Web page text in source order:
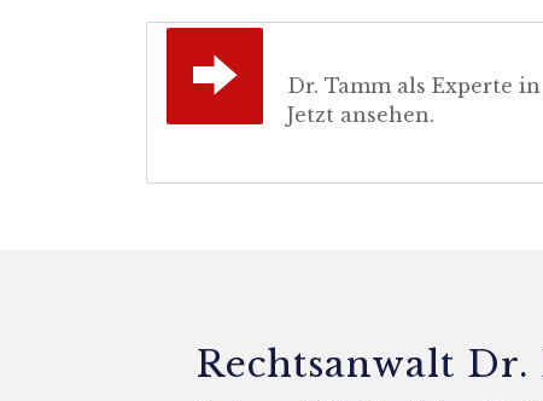
Dr. Tamm als Experte
Jetzt ansehen.
Rechtsanwalt